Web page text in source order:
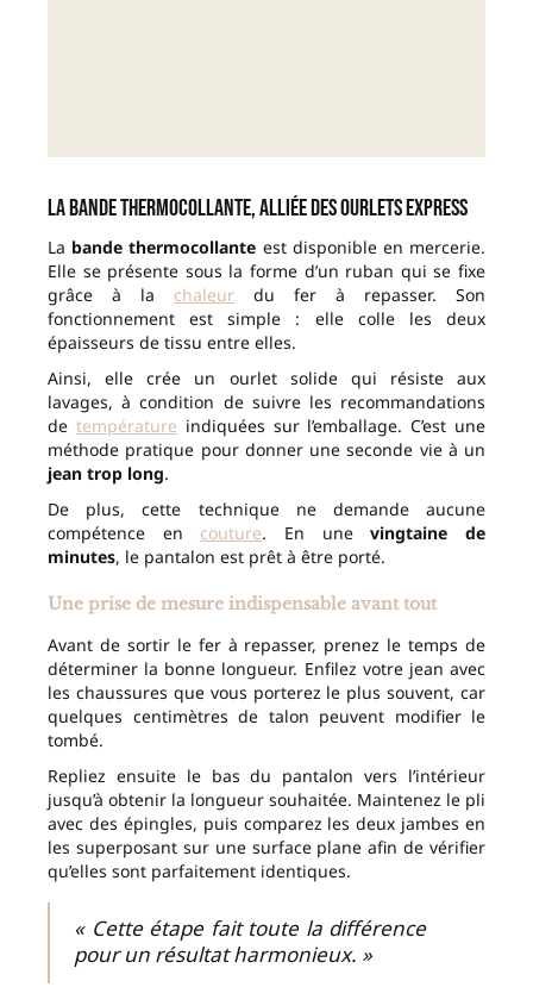
La bande thermocollante, alliée des ourlets express
La bande thermocollante est disponible en mercerie.
Elle se présente sous la forme d’un ruban qui se fixe
grâce à la chaleur du fer à repasser. Son
fonctionnement est simple : elle colle les deux
épaisseurs de tissu entre elles.
Ainsi, elle crée un ourlet solide qui résiste aux
lavages, à condition de suivre les recommandations
de température indiquées sur l’emballage. C’est une
méthode pratique pour donner une seconde vie à un
jean trop long.
De plus, cette technique ne demande aucune
compétence en couture. En unevingtaine de
minutes, le pantalon est prêt à être porté.
Une prise de mesure indispensable avant tout
Avant de sortir le fer à repasser, prenez le temps de
déterminer la bonne longueur. Enfilez votre jean avec
les chaussures que vous porterez le plus souvent, car
quelques centimètres de talon peuvent modifier le
tombé.
Repliez ensuite le bas du pantalon vers l’intérieur
jusqu’à obtenir la longueur souhaitée. Maintenez le pli
avec des épingles, puis comparez les deux jambes en
les superposant sur une surface plane afin de vérifier
qu’elles sont parfaitement identiques.
« Cette étape fait toute la différence
pour un résultat harmonieux. »